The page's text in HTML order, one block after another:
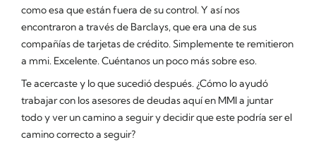
como esa que están fuera de su control. Y así nos
encontraron a través de Barclays, que era una de sus
compañías de tarjetas de crédito. Simplemente te remitieron
a mmi. Excelente. Cuéntanos un poco más sobre eso.
Te acercaste y lo que sucedió después. ¿Cómo lo ayudó
trabajar con los asesores de deudas aquí en MMI a juntar
todo y ver un camino a seguir y decidir que este podría ser el
camino correcto a seguir?